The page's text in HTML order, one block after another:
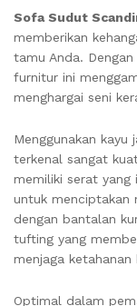
Sofa Sudut
memberikan
tamu Anda.
furnitur ini
menghargai seni
Menggunakan
terkenal sangat
memiliki serat yang
untuk menciptakan
dengan bantalan
tufting yang
menjaga ketahanan
Optimal dalam